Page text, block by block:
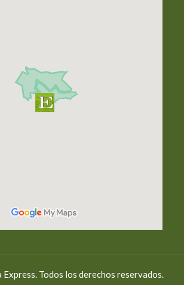
Todos los derechos reservados.